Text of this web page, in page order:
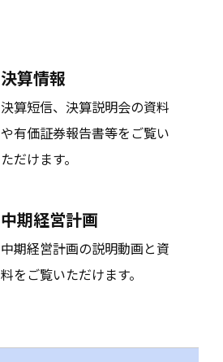
決算情報
決算短信、決算説明会の資料
や有価証券報告書等をご覧い
ただけます。
中期経営計画
中期経営計画の説明動画と資
料をご覧いただけます。